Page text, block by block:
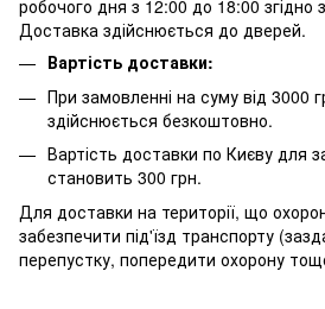
робочого дня з 12:00 до 18:00
Доставка здійснюється до дверей.
Вартість доставки:
При замовленні на суму від 3000
здійснюється безкоштовно.
Вартість доставки по Києву для
становить 300 грн.
Для доставки на території, що
забезпечити під'їзд транспорту
перепустку, попередити охорону